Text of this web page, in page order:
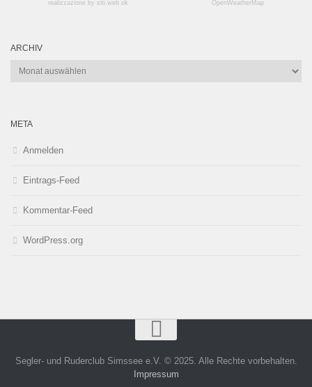
realizzazione by siti web ok OpenWeatherMap
ARCHIV
Archiv
META
Anmelden
Eintrags-Feed
Kommentar-Feed
WordPress.org
Segler- und Ruderclub Simssee e.V. © 2025. Alle Rechte vorbehalten.
Impressum